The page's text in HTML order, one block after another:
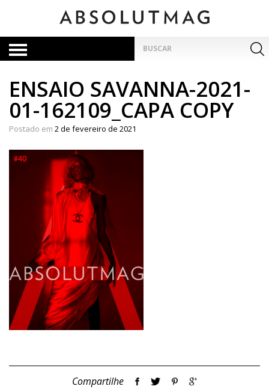
por:
ENSAIO SAVANNA-2021-
01-162109_CAPA COPY
Postado em 2 de fevereiro de 2021
Compartilhe